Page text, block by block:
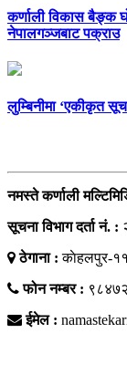
कर्णाली विकास बैङ्क
नेपालगञ्जबाट पक्राउ
लुम्बिनीमा ‘एकीकृत
नमस्ते कर्णाली
सूचना विभाग दर्ता नं. :
ठेगाना :काेहलपुर-
फोन नम्बर :
ईमेल :